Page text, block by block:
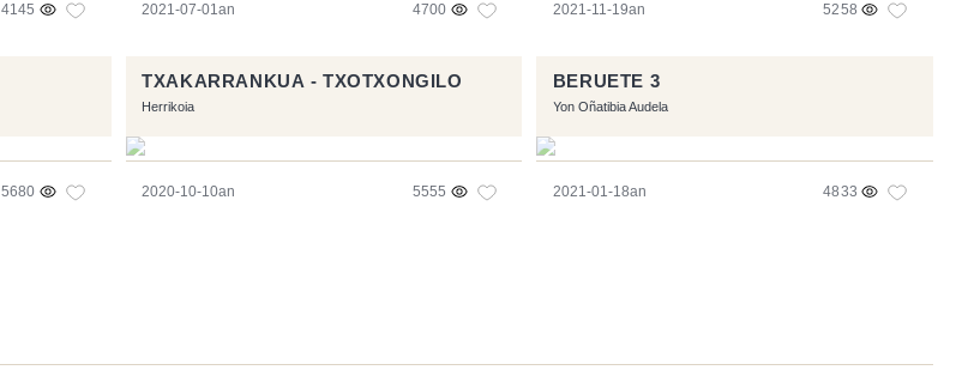
4145 2021-07-01an 4700 2021-11-19an 5258
5680
TXAKARRANKUA - TXOTXONGILO
Herrikoia
2020-10-10an 5555
BERUETE 3
Yon Oñatibia Audela
2021-01-18an 4833